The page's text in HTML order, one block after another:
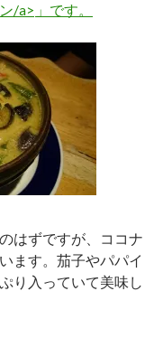
/a> 」です。
はずですが、ココナ
ます。茄子やパパイ
り入っていて美味し